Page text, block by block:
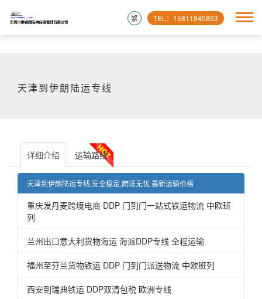
TEL：15811845863
繁
天津到伊朗陆运专线
详细介绍 运输路线
天津到伊朗陆运专线,安全稳定,跨境无忧​ 最新运输价格
重庆发丹麦跨境电商 DDP 门到门一站式铁运物流 中欧班
列
兰州出口意大利货物海运 海派DDP专线 全程运输
福州至芬兰货物铁运 DDP 门到门派送物流 中欧班列
西安到瑞典铁运 DDP双清包税 欧洲专线